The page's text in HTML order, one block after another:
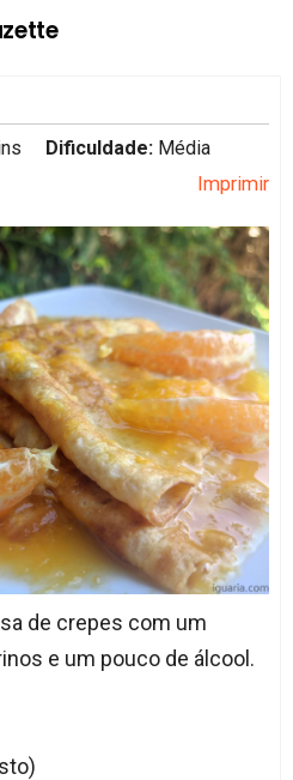
Dificuldade: Média
Imprimir
de crepes com um
e um pouco de álcool.